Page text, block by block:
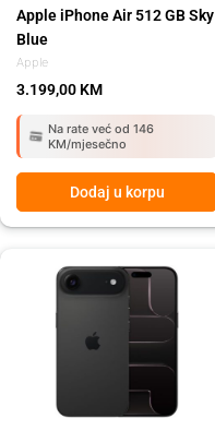
Apple
Apple iPhone Air 512 GB Sky
Blue
3.199,00 KM
Na rate već od 146
KM/mjesečno
Dodaj u korpu